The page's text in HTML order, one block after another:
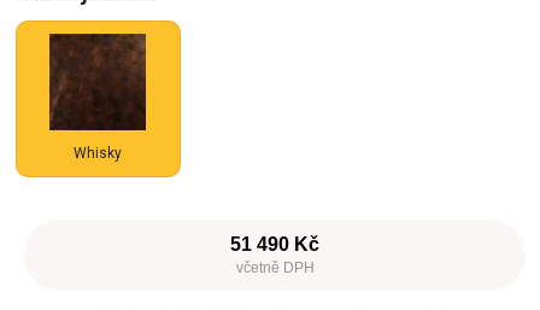
Whisky
51 490 Kč
včetně DPH